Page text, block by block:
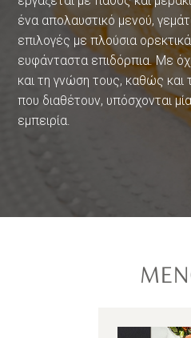
ένα απολαυστικό μενού,
επιλογές με πλούσια
ευφάνταστα επιδόρπια. Με
και τη γνώση τους, καθώς και
που διαθέτουν, υπόσχονται
εμπειρία.